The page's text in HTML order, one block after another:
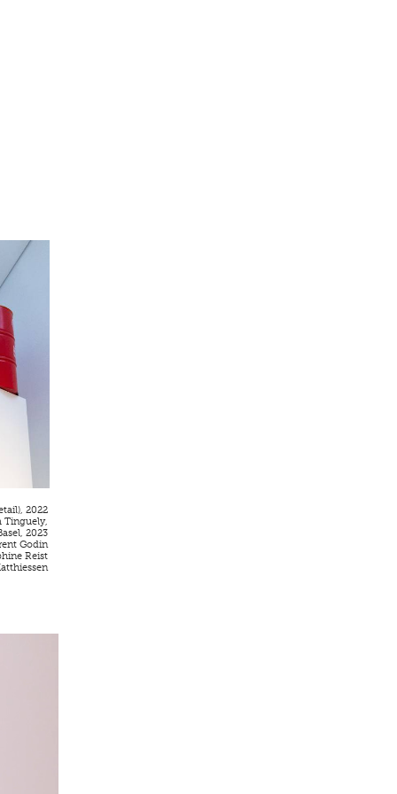
2022
Tinguely,
2023
Godin
Reist